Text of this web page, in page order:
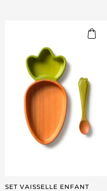
SET VAISSELLE ENFANT